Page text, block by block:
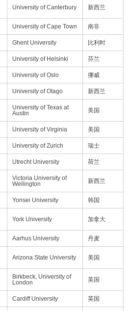
University of Canterbury 新西兰
University of Cape Town 南非
Ghent University 比利时
University of Helsinki 芬兰
University of Oslo 挪威
University of Otago 新西兰
University of Texas at
Austin
美国
University of Virginia 美国
University of Zurich 瑞士
Utrecht University 荷兰
Victoria University of
Wellington
新西兰
Yonsei University 韩国
York University 加拿大
Aarhus University 丹麦
Arizona State University 美国
Birkbeck, University of
London
英国
Cardiff University 英国